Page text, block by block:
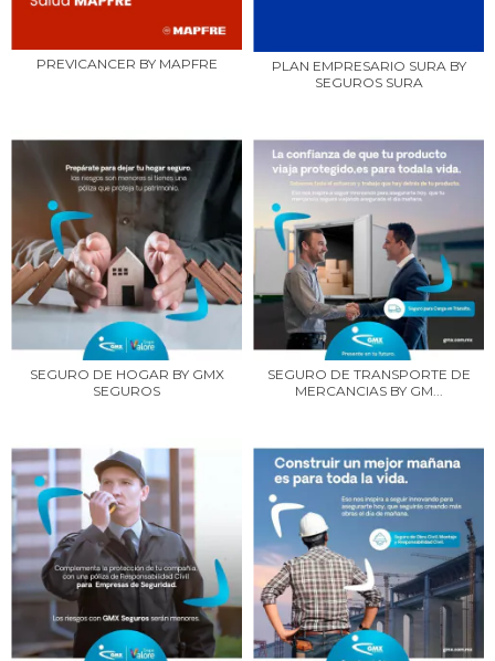
PREVICANCER BY MAPFRE
PLAN EMPRESARIO SURA BY
SEGUROS SURA
SEGURO DE HOGAR BY GMX
SEGUROS
SEGURO DE TRANSPORTE DE
MERCANCIAS BY GM...